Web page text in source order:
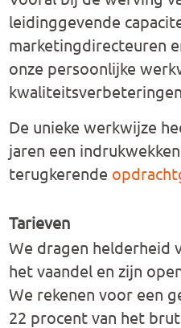
leidinggevende
marketingdirecteuren
onze persoonlijke
De unieke werkwijze
jaren een
terugkerende
Tarieven
We dragen helderheid
het vaandel en zijn
We rekenen voor een
22 procent van het